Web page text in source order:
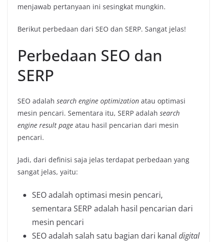
menjawab pertanyaan ini sesingkat mungkin.
Berikut perbedaan dari SEO dan SERP. Sangat jelas!
Perbedaan SEO dan
SERP
SEO adalah search engine optimization atau optimasi
mesin pencari. Sementara itu, SERP adalah search
engine result page atau hasil pencarian dari mesin
pencari.
Jadi, dari definisi saja jelas terdapat perbedaan yang
sangat jelas, yaitu:
SEO adalah optimasi mesin pencari,
sementara SERP adalah hasil pencarian dari
mesin pencari
SEO adalah salah satu bagian dari kanal digital